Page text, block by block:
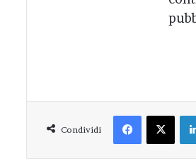
Condividi
Facebook
X